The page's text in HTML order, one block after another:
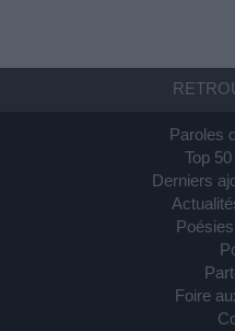
Paroles
Top
Derniers
Foire